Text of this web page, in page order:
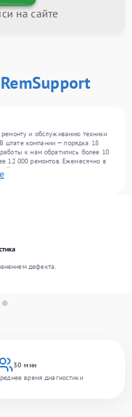
на сайте
RemSupport
и обслуживанию техники
штате компании — порядка 18
к нам обратились более 10
12 000 ремонтов. Ежемесячно в
включая , , . Мы работаем с
надежный результат благодаря
30 мин
время диагностики
дефекта.